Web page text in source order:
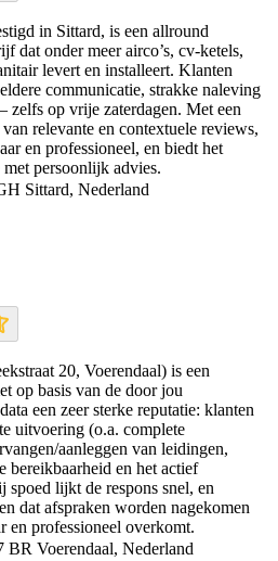
in Sittard, is een allround
dat onder meer airco’s, cv-ketels,
levert en installeert. Klanten
communicatie, strakke naleving
zelfs op vrije zaterdagen. Met een
relevante en contextuele reviews,
en professioneel, en biedt het
persoonlijk advies.
Sittard, Nederland
20, Voerendaal) is een
op basis van de door jou
een zeer sterke reputatie: klanten
uitvoering (o.a. complete
aanleggen van leidingen,
bereikbaarheid en het actief
spoed lijkt de respons snel, en
dat afspraken worden nagekomen
en professioneel overkomt.
BR Voerendaal, Nederland